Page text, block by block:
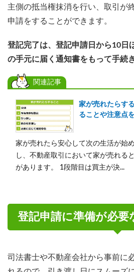
主側の抵当権抹消を行い、取引が
申請をすることができます。
登記完了は、登記申請日から10日
の手元に届く通知書をもって手続
関連記事
家が売れたらす
ることや注意点
家が売れたら安心して次の生活が始
し、不動産取引において家が売れる
があります。 1段階目は買主が決...
登記申請に準備が必要
司法書士や不動産会社から事前に